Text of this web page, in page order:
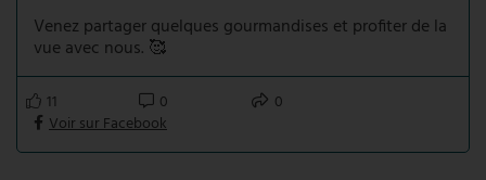
Venez partager quelques gourmandises et profiter de la
vue avec nous. 🥰
11 0
0
Voir sur Facebook